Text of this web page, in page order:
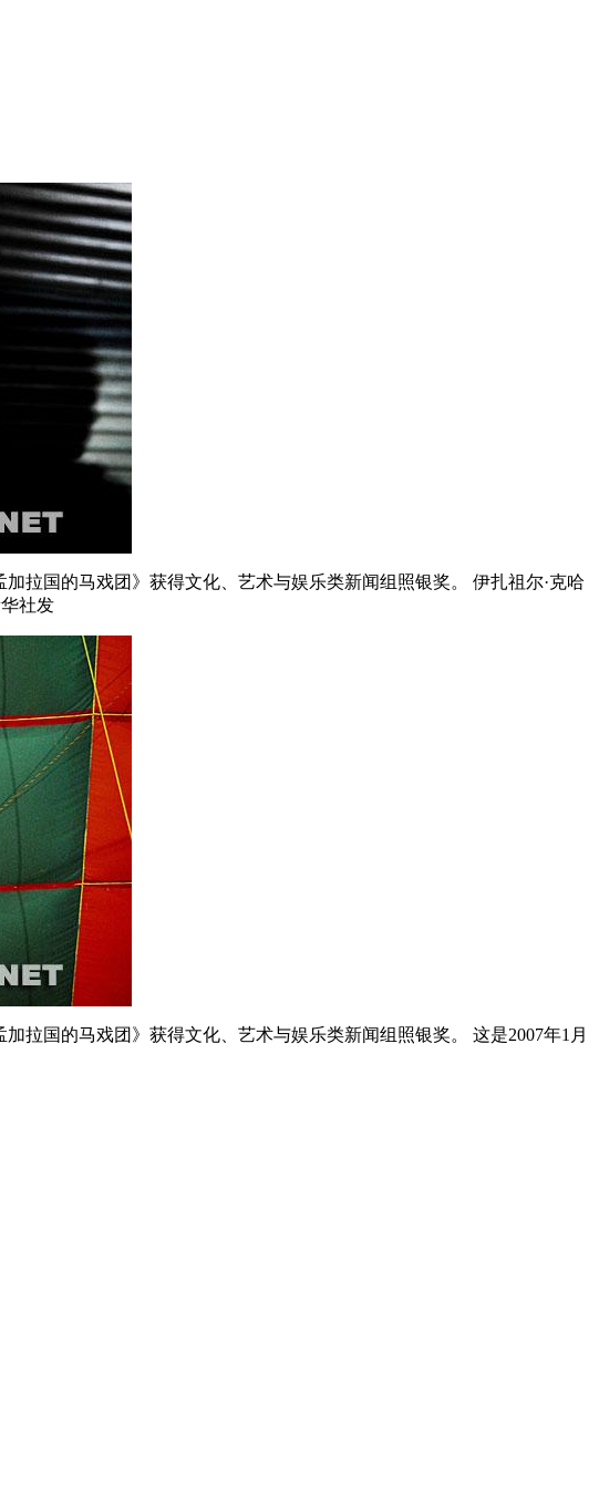
拉国的马戏团》获得文化、艺术与娱乐类新闻组照银奖。 伊扎祖尔·克哈
社发
拉国的马戏团》获得文化、艺术与娱乐类新闻组照银奖。 这是2007年1月